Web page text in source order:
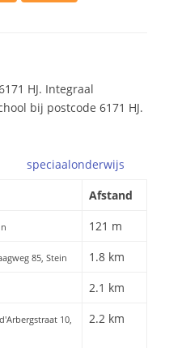
HJ. Integraal
bij postcode 6171 HJ.
speciaalonderwijs
Afstand
121 m
85, Stein
1.8 km
2.1 km
10,
2.2 km